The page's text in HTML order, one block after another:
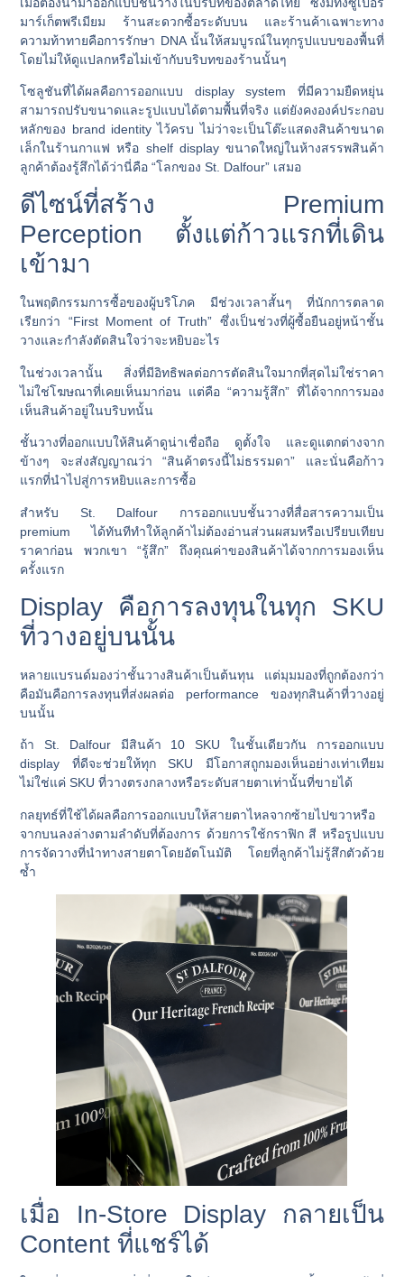
มาร์เก็ตพรีเมียม ร้านสะดวกซื้อระดับบน และร้านค้าเฉพาะทาง
ความท้าทายคือการรักษา DNA นั้นให้สมบูรณ์ในทุกรูปแบบของพื้นที่
โดยไม่ให้ดูแปลกหรือไม่เข้ากับบริบทของร้านนั้นๆ
โซลูชันที่ได้ผลคือการออกแบบ display system ที่มีความยืดหยุ่น
สามารถปรับขนาดและรูปแบบได้ตามพื้นที่จริง แต่ยังคงองค์ประกอบ
หลักของ brand identity ไว้ครบ ไม่ว่าจะเป็นโต๊ะแสดงสินค้าขนาด
เล็กในร้านกาแฟ หรือ shelf display ขนาดใหญ่ในห้างสรรพสินค้า
ลูกค้าต้องรู้สึกได้ว่านี่คือ “โลกของ St. Dalfour” เสมอ
ดีไซน์ที่สร้าง Premium
Perception ตั้งแต่ก้าวแรกที่เดิน
เข้ามา
ในพฤติกรรมการซื้อของผู้บริโภค มีช่วงเวลาสั้นๆ ที่นักการตลาด
เรียกว่า “First Moment of Truth” ซึ่งเป็นช่วงที่ผู้ซื้อยืนอยู่หน้าชั้น
วางและกำลังตัดสินใจว่าจะหยิบอะไร
ในช่วงเวลานั้น สิ่งที่มีอิทธิพลต่อการตัดสินใจมากที่สุดไม่ใช่ราคา
ไม่ใช่โฆษณาที่เคยเห็นมาก่อน แต่คือ “ความรู้สึก” ที่ได้จากการมอง
เห็นสินค้าอยู่ในบริบทนั้น
ชั้นวางที่ออกแบบให้สินค้าดูน่าเชื่อถือ ดูตั้งใจ และดูแตกต่างจาก
ข้างๆ จะส่งสัญญาณว่า “สินค้าตรงนี้ไม่ธรรมดา” และนั่นคือก้าว
แรกที่นำไปสู่การหยิบและการซื้อ
สำหรับ St. Dalfour การออกแบบชั้นวางที่สื่อสารความเป็น
premium ได้ทันทีทำให้ลูกค้าไม่ต้องอ่านส่วนผสมหรือเปรียบเทียบ
ราคาก่อน พวกเขา “รู้สึก” ถึงคุณค่าของสินค้าได้จากการมองเห็น
ครั้งแรก
Display คือการลงทุนในทุก SKU
ที่วางอยู่บนนั้น
หลายแบรนด์มองว่าชั้นวางสินค้าเป็นต้นทุน แต่มุมมองที่ถูกต้องกว่า
คือมันคือการลงทุนที่ส่งผลต่อ performance ของทุกสินค้าที่วางอยู่
บนนั้น
ถ้า St. Dalfour มีสินค้า 10 SKU ในชั้นเดียวกัน การออกแบบ
display ที่ดีจะช่วยให้ทุก SKU มีโอกาสถูกมองเห็นอย่างเท่าเทียม
ไม่ใช่แค่ SKU ที่วางตรงกลางหรือระดับสายตาเท่านั้นที่ขายได้
กลยุทธ์ที่ใช้ได้ผลคือการออกแบบให้สายตาไหลจากซ้ายไปขวาหรือ
จากบนลงล่างตามลำดับที่ต้องการ ด้วยการใช้กราฟิก สี หรือรูปแบบ
การจัดวางที่นำทางสายตาโดยอัตโนมัติ โดยที่ลูกค้าไม่รู้สึกตัวด้วย
ซ้ำ
เมื่อ In-Store Display กลายเป็น
Content ที่แชร์ได้